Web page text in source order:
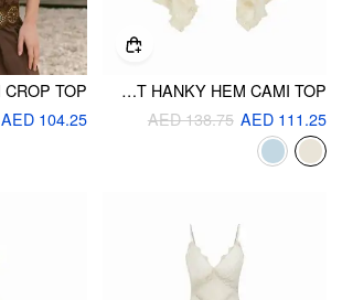
JACQUARD SWEETHEART TIE-FRONT HANKY HEM CAMI TOP
AED 111.25
AED 138.75
AED 104.25